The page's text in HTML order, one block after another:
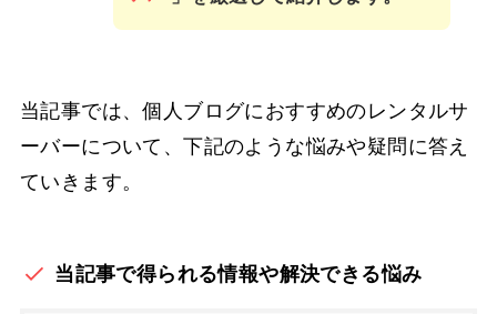
当記事では、個人ブログにおすすめのレンタルサ
ーバーについて、下記のような悩みや疑問に答え
ていきます。
当記事で得られる情報や解決できる悩み